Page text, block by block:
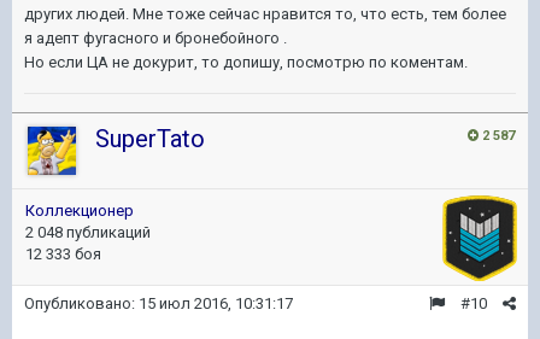
других людей. Мне тоже сейчас нравится то, что есть, тем более
я адепт фугасного и бронебойного .
Но если ЦА не докурит, то допишу, посмотрю по коментам.
2 587
SuperTato
Коллекционер
2 048 публикаций
12 333 боя
#10
Опубликовано: 15 июл 2016, 10:31:17